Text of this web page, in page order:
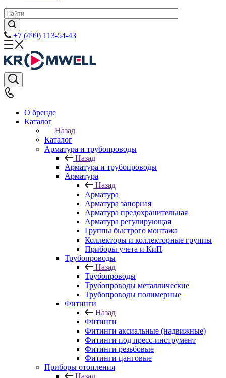
+7 (499) 113-54-43
О бренде
Каталог
Назад
Каталог
Арматура и трубопроводы
Назад
Арматура и трубопроводы
Арматура
Назад
Арматура
Арматура запорная
Арматура предохранительная
Арматура регулирующая
Группы быстрого монтажа
Коллекторы и коллекторные группы
Приборы учета и КиП
Трубопроводы
Назад
Трубопроводы
Трубопроводы металлические
Трубопроводы полимерные
Фитинги
Назад
Фитинги
Фитинги аксиальные (надвижные)
Фитинги под пресс-инструмент
Фитинги резьбовые
Фитинги цанговые
Приборы отопления